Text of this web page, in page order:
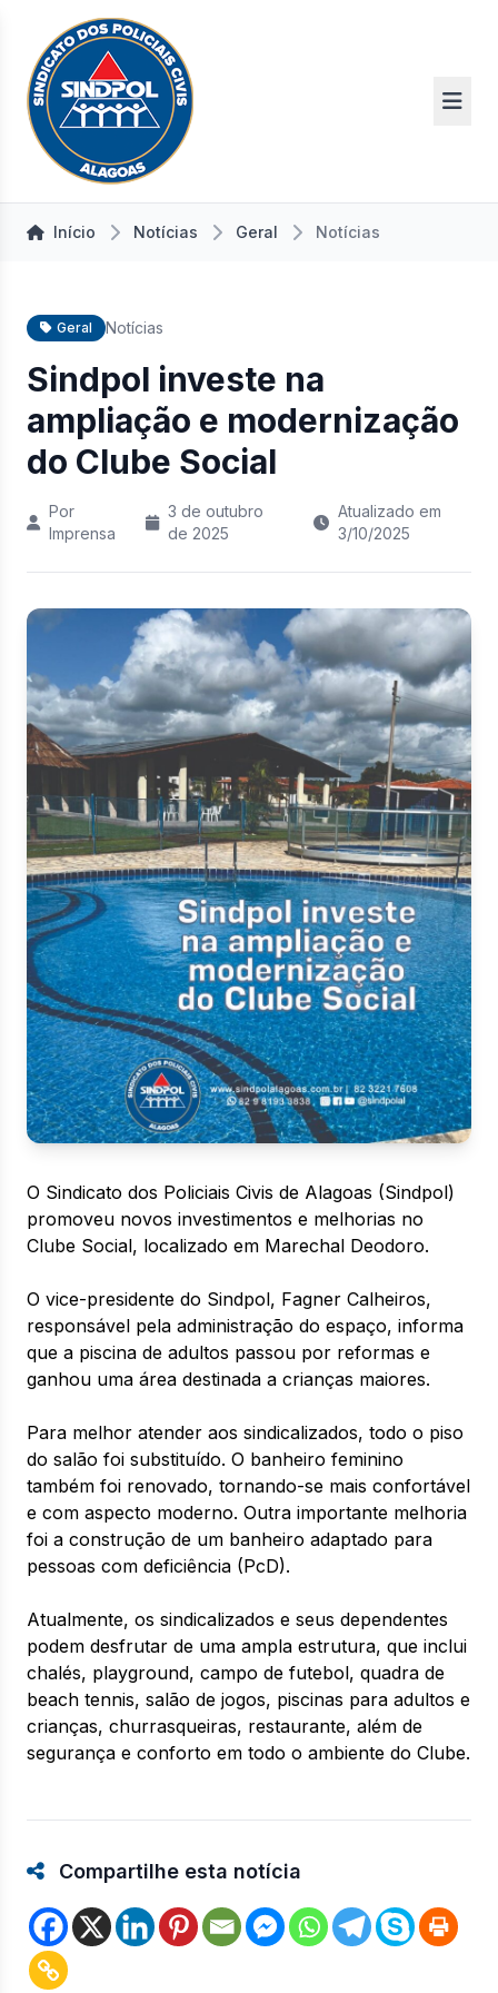
Início Notícias Geral Notícias
Geral Notícias
Sindpol investe na
ampliação e modernização
do Clube Social
Por
Imprensa
3 de outubro
de 2025
Atualizado em
3/10/2025
O Sindicato dos Policiais Civis de Alagoas (Sindpol)
promoveu novos investimentos e melhorias no
Clube Social, localizado em Marechal Deodoro.
O vice-presidente do Sindpol, Fagner Calheiros,
responsável pela administração do espaço, informa
que a piscina de adultos passou por reformas e
ganhou uma área destinada a crianças maiores.
Para melhor atender aos sindicalizados, todo o piso
do salão foi substituído. O banheiro feminino
também foi renovado, tornando-se mais confortável
e com aspecto moderno. Outra importante melhoria
foi a construção de um banheiro adaptado para
pessoas com deficiência (PcD).
Atualmente, os sindicalizados e seus dependentes
podem desfrutar de uma ampla estrutura, que inclui
chalés, playground, campo de futebol, quadra de
beach tennis, salão de jogos, piscinas para adultos e
crianças, churrasqueiras, restaurante, além de
segurança e conforto em todo o ambiente do Clube.
Compartilhe esta notícia